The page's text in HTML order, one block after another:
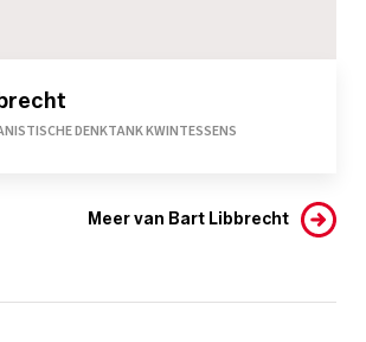
DENKTANK KWINTESSENS
Meer van Bart Libbrecht